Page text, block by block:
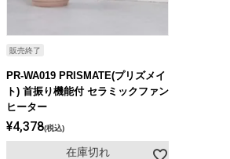
販売終了
PR-WA019 PRISMATE(プリズメイ
ト) 首振り機能付 セラミックファン
ヒーター
¥4,378 税込
在庫切れ